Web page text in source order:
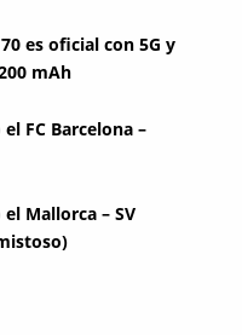
es oficial con 5G y
mAh
FC Barcelona –
Mallorca – SV